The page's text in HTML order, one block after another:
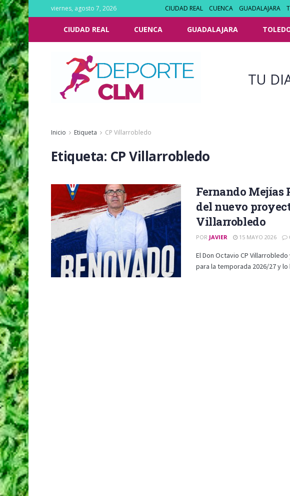
viernes, agosto 7, 2026 CIUDAD REAL CUENCA GUADALAJARA
CIUDAD REAL CUENCA GUADALAJARA
TU
Inicio Etiqueta CP Villarrobledo
Etiqueta: CP Villarrobledo
Fernando Mejías
del nuevo
Villarrobledo
POR JAVIER 15 MAYO 2026
El Don Octavio CP
para la temporada 2026/27 y lo